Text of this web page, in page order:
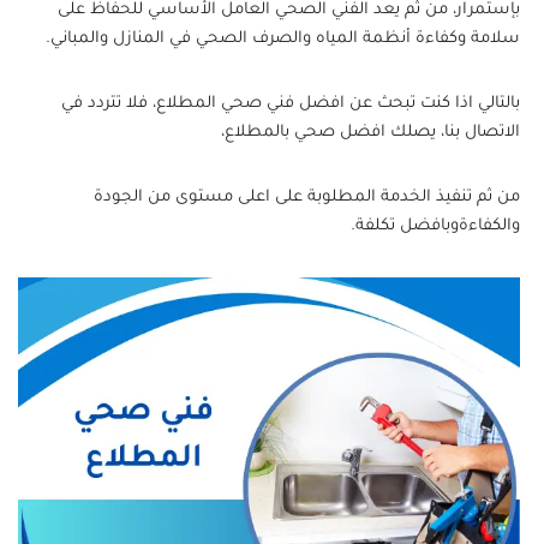
بإستمرار، من ثم يعد الفني الصحي العامل الأساسي للحفاظ على
سلامة وكفاءة أنظمة المياه والصرف الصحي في المنازل والمباني.
بالتالي اذا كنت تبحث عن افضل فني صحي المطلاع، فلا تتردد في
الاتصال بنا، يصلك افضل صحي بالمطلاع،
من ثم تنفيذ الخدمة المطلوبة على اعلى مستوى من الجودة
والكفاءةوبافضل تكلفة.